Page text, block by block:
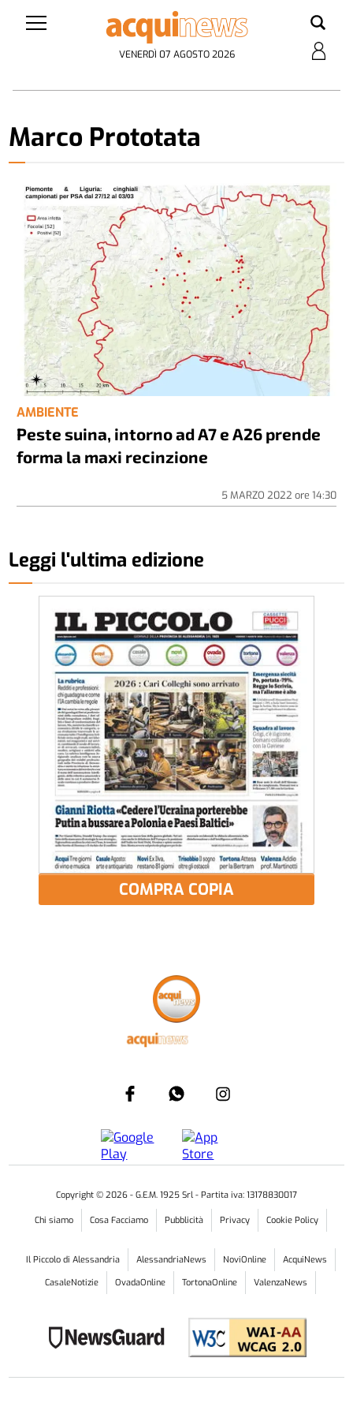
VENERDÌ 07 AGOSTO 2026
Marco Prototata
AMBIENTE
Peste suina, intorno ad A7 e A26 prende
forma la maxi recinzione
5 MARZO 2022 ore 14:30
Leggi l'ultima edizione
COMPRA COPIA
Copyright © 2026 - G.E.M. 1925 Srl - Partita iva: 13178830017
Chi siamo Cosa Facciamo Pubblicità Privacy Cookie Policy
Il Piccolo di Alessandria AlessandriaNews NoviOnline
AcquiNews
CasaleNotizie
OvadaOnline TortonaOnline ValenzaNews